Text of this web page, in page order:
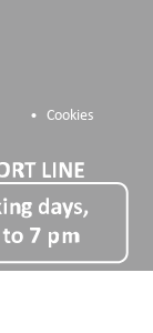
Cookies